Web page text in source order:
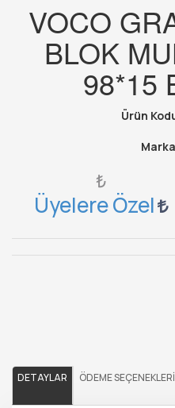
VOCO
BLOK
98*15
Ürün
₺
Üyelere Özel
DETAYLAR ÖDEME SEÇENEKLERI